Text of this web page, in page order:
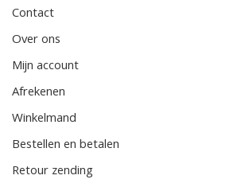
Contact
Over ons
Mijn account
Afrekenen
Winkelmand
Bestellen en betalen
Retour zending